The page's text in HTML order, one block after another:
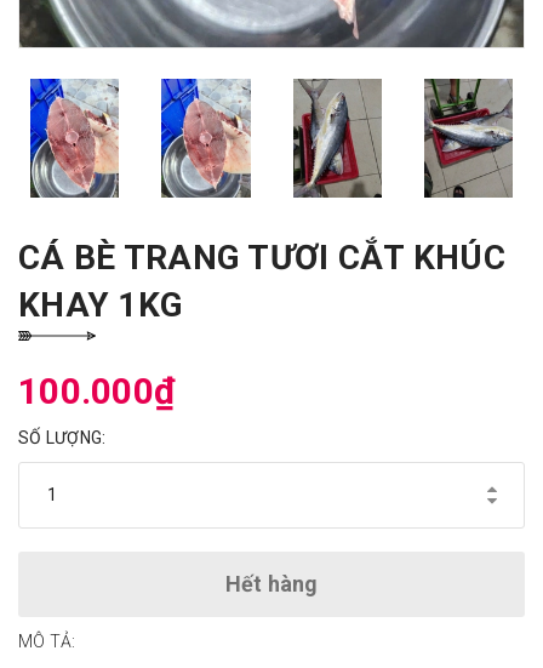
CÁ BÈ TRANG TƯƠI CẮT KHÚC
KHAY 1KG
100.000₫
SỐ LƯỢNG:
Hết hàng
MÔ TẢ: